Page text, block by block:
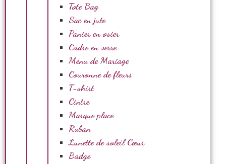
Tote Bag
Sac en jute
Panier en osier
Cadre en verre
Menu de Mariage
Couronne de fleurs
T-shirt
Cintre
Marque place
Ruban
Lunette de soleil Cœur
Badge